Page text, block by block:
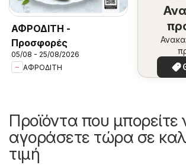
ΑΦΡΟΔΙΤΗ -
Προσφορές
05/08 - 25/08/2026
ΑΦΡΟΔΙΤΗ
Προϊόντα που μπορείτε
αγοράσετε τώρα σε
τιμή